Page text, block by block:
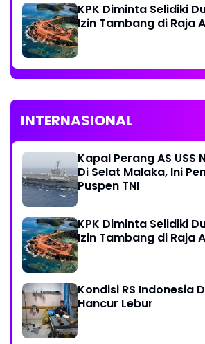
KPK Diminta Selidiki
Izin Tambang di Raja
INTERNASIONAL
Kapal Perang AS USS
Di Selat Malaka, Ini
Puspen TNI
KPK Diminta Selidiki
Izin Tambang di Raja
Kondisi RS Indonesia
Hancur Lebur